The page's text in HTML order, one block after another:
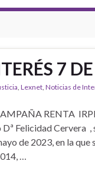
7
, Lexnet, Noticias de
RENTA
Felicidad Cervera
de 2023, en la
…